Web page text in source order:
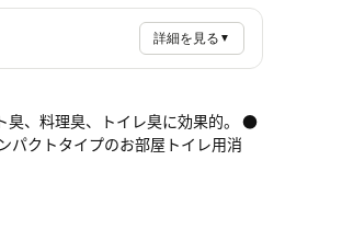
詳細を見る ▼
臭、料理臭、トイレ臭に効果的。 ●
パクトタイプのお部屋トイレ用消